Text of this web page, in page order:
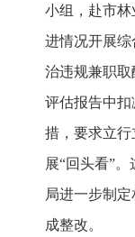
小组，赴市
进情况开展
治违规兼职取
评估报告中
措，要求立
展“回头看”
局进一步制
成整改。